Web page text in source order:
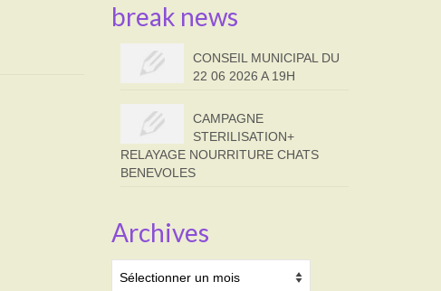
break news
CONSEIL MUNICIPAL DU
22 06 2026 A 19H
CAMPAGNE
STERILISATION+
RELAYAGE NOURRITURE CHATS
BENEVOLES
Archives